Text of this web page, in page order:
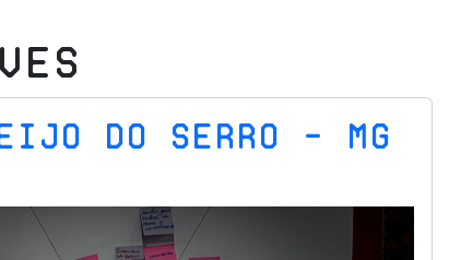
do Serro – MG